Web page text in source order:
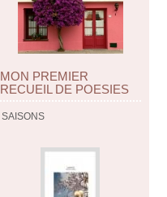
MON PREMIER
RECUEIL DE POESIES
SAISONS